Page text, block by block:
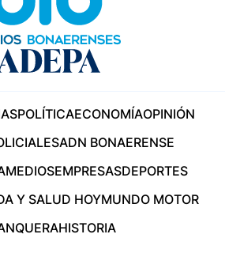
POLÍTICAECONOMÍAOPINIÓN
ADN BONAERENSE
MEDIOSEMPRESASDEPORTES
Y SALUD HOYMUNDO MOTOR
HISTORIA